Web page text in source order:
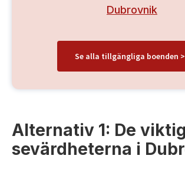
Dubrovnik
Se alla tillgängliga boenden
Alternativ 1: De
sevärdheterna i